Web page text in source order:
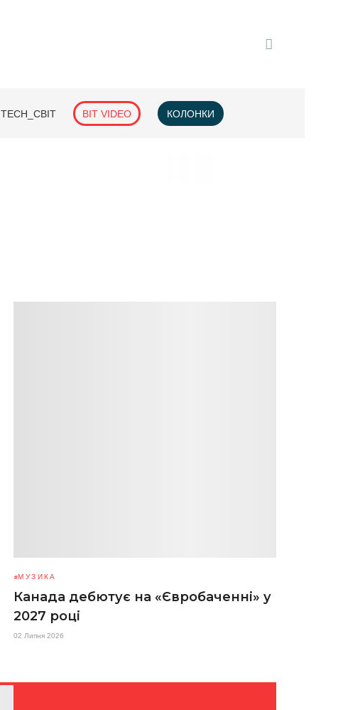
TECH_СВІТ BIT VIDEO КОЛОНКИ
МУЗИКА
Канада дебютує на «Євробаченні» у
2027 році
02 Липня 2026